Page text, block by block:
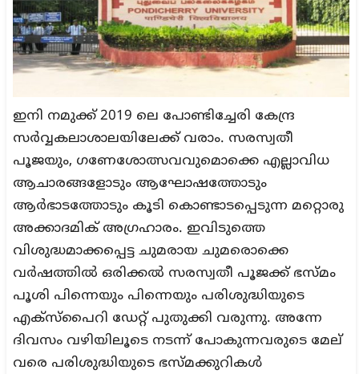
ഇനി നമുക്ക് 2019 ലെ പോണ്ടിച്ചേരി കേന്ദ്ര
സർവ്വകലാശാലയിലേക്ക് വരാം. സരസ്വതീ
പൂജയും, ഗണേശോത്സവവുമൊക്കെ എല്ലാവിധ
ആചാരങ്ങളോടും ആഘോഷത്തോടും
ആർഭാടത്തോടും കൂടി കൊണ്ടാടപ്പെടുന്ന മറ്റൊരു
അക്കാദമിക് അഗ്രഹാരം. ഇവിടുത്തെ
വിശുദ്ധമാക്കപ്പെട്ട ചുമരായ ചുമരൊക്കെ
വർഷത്തിൽ ഒരിക്കൽ സരസ്വതീ പൂജക്ക് ഭസ്മം
പൂശി പിന്നെയും പിന്നെയും പരിശുദ്ധിയുടെ
എക്സ്പൈറി ഡേറ്റ് പുതുക്കി വരുന്നു. അന്നേ
ദിവസം വഴിയിലൂടെ നടന്ന് പോകുന്നവരുടെ മേല്
വരെ പരിശുദ്ധിയുടെ ഭസ്മക്കുറികൾ